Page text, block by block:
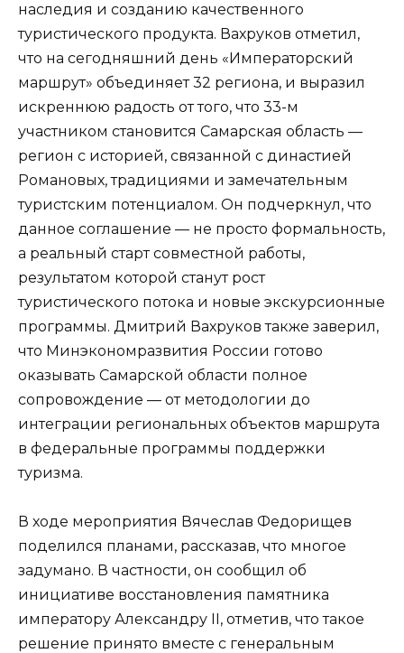
наследия и созданию качественного
туристического продукта. Вахруков отметил,
что на сегодняшний день «Императорский
маршрут» объединяет 32 региона, и выразил
искреннюю радость от того, что 33-м
участником становится Самарская область —
регион с историей, связанной с династией
Романовых, традициями и замечательным
туристским потенциалом. Он подчеркнул, что
данное соглашение — не просто формальность,
а реальный старт совместной работы,
результатом которой станут рост
туристического потока и новые экскурсионные
программы. Дмитрий Вахруков также заверил,
что Минэкономразвития России готово
оказывать Самарской области полное
сопровождение — от методологии до
интеграции региональных объектов маршрута
в федеральные программы поддержки
туризма.
В ходе мероприятия Вячеслав Федорищев
поделился планами, рассказав, что многое
задумано. В частности, он сообщил об
инициативе восстановления памятника
императору Александру II, отметив, что такое
решение принято вместе с генеральным